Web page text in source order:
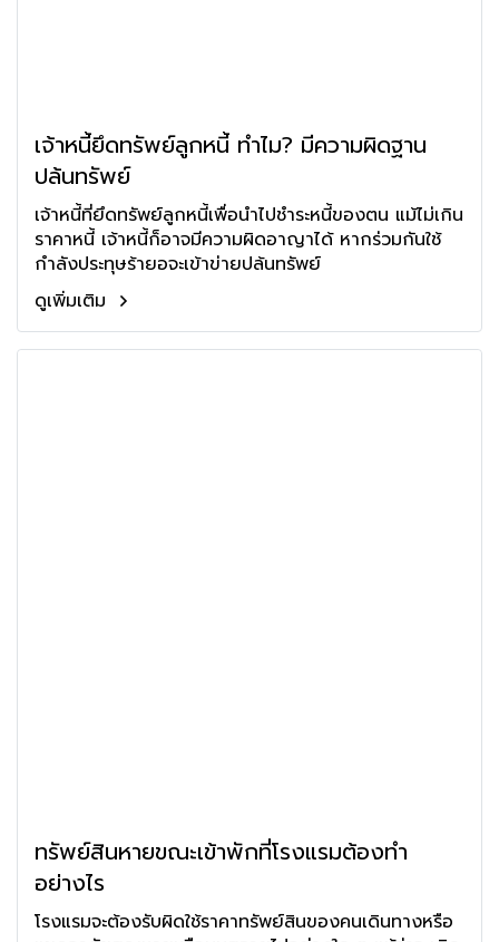
เจ้าหนี้ยึดทรัพย์ลูกหนี้ ทำไม? มีความผิดฐาน
ปล้นทรัพย์
เจ้าหนี้ที่ยึดทรัพย์ลูกหนี้เพื่อนำไปชำระหนี้ของตน แม้ไม่เกิน
ราคาหนี้ เจ้าหนี้ก็อาจมีความผิดอาญาได้ หากร่วมกันใช้
กำลังประทุษร้ายอจะเข้าข่ายปล้นทรัพย์
ดูเพิ่มเติม
ทรัพย์สินหายขณะเข้าพักที่โรงแรมต้องทำ
อย่างไร
โรงแรมจะต้องรับผิดใช้ราคาทรัพย์สินของคนเดินทางหรือ